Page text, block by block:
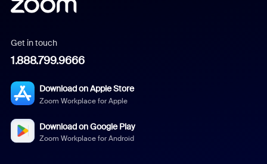
Get in touch
1.888.799.9666
Download on Apple Store
Zoom Workplace for Apple
Download on Google Play
Zoom Workplace for Android